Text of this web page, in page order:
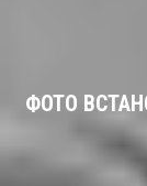
ФОТО